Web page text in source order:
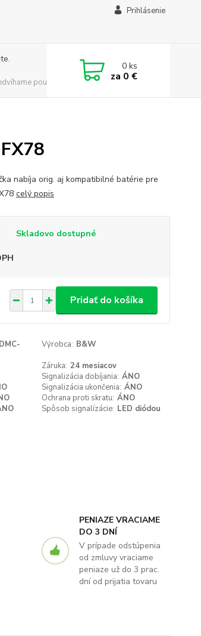
Prihlásenie
použite CHATBOX
0ks
za 0 €
nabíja orig. aj kompatibilné batérie pre
celý popis
Skladovo dostupné
Pridať do košíka
Výrobca: B&W
Záruka: 24 mesiacov
Signalizácia dobíjania: ÁNO
Signalizácia ukončenia: ÁNO
Ochrana proti skratu: ÁNO
Spôsob signalízácie: LED diódou
PENIAZE VRACIAME
DO 3 DNÍ
V prípade odstúpenia
od zmluvy vraciame
peniaze už do 3 prac.
dní od prijatia tovaru